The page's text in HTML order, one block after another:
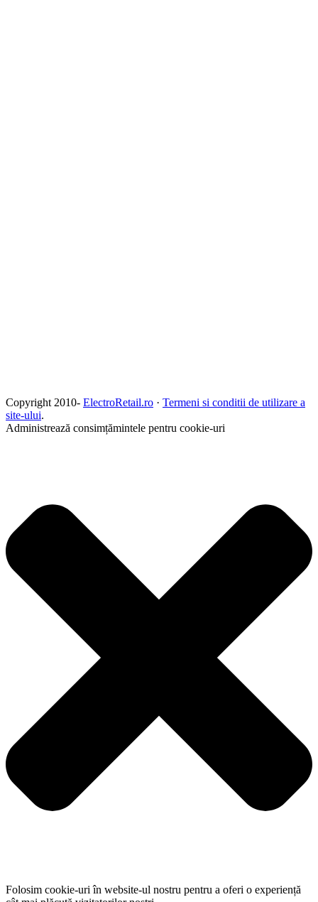
Copyright 2010- ElectroRetail.ro · Termeni si conditii de utilizare a
site-ului.
Administrează consimțămintele pentru cookie-uri
Folosim cookie-uri în website-ul nostru pentru a oferi o experiență